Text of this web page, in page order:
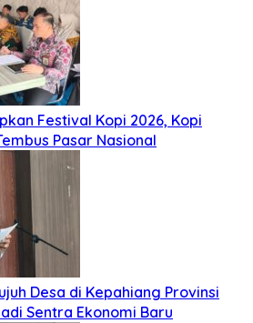
Festival Kopi 2026, Kopi
Pasar Nasional
Desa di Kepahiang Provinsi
Sentra Ekonomi Baru